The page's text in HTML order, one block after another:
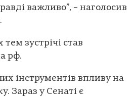
важливо”, – наголосив
зустрічі став
рф.
інструментів впливу на
Зараз у Сенаті є